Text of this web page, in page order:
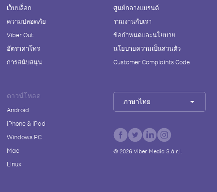
เว็บบล็อก
ความปลอดภัย
Viber Out
อัตราค่าโทร
การสนับสนุน
ศูนย์กลางแบรนด์
ร่วมงานกับเรา
ข้อกำหนดและนโยบาย
นโยบายความเป็นส่วนตัว
Customer Complaints Code
ดาวน์โหลด
Android
iPhone & iPad
Windows PC
Mac
Linux
ภาษาไทย
© 2026Viber Media S.à r.l.